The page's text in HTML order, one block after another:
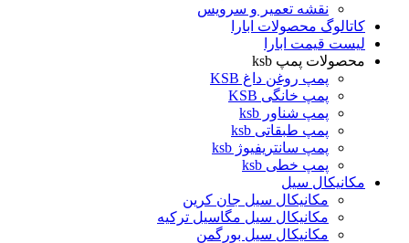
نقشه تعمیر و سرویس
کاتالوگ محصولات ابارا
لیست قیمت ابارا
محصولات پمپ ksb
پمپ روغن داغ KSB
پمپ خانگی KSB
پمپ شناور ksb
پمپ طبقاتی ksb
پمپ سانتریفیوژ ksb
پمپ خطی ksb
مکانیکال سیل
مکانیکال سیل جان کرین
مکانیکال سیل مگاسیل ترکیه
مکانیکال سیل بورگمن